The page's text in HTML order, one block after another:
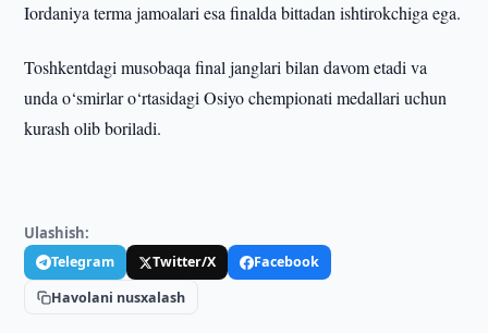
Iordaniya terma jamoalari esa finalda bittadan ishtirokchiga ega.
Toshkentdagi musobaqa final janglari bilan davom etadi va
unda o‘smirlar o‘rtasidagi Osiyo chempionati medallari uchun
kurash olib boriladi.
Ulashish:
Telegram Twitter/X
Facebook
Havolani nusxalash